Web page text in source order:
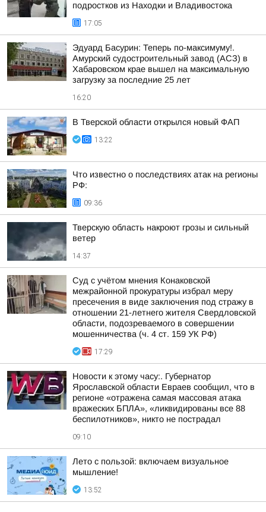
подростков из Находки и Владивостока
17:05
Эдуард Басурин: Теперь по-максимуму!.
Амурский судостроительный завод (АСЗ) в
Хабаровском крае вышел на максимальную
загрузку за последние 25 лет
16:20
В Тверской области открылся новый ФАП
13:22
Что известно о последствиях атак на регионы
РФ:
09:36
Тверскую область накроют грозы и сильный
ветер
14:37
Суд с учётом мнения Конаковской
межрайонной прокуратуры избрал меру
пресечения в виде заключения под стражу в
отношении 21-летнего жителя Свердловской
области, подозреваемого в совершении
мошенничества (ч. 4 ст. 159 УК РФ)
17:29
Новости к этому часу:. Губернатор
Ярославской области Евраев сообщил, что в
регионе «отражена самая массовая атака
вражеских БПЛА», «ликвидированы все 88
беспилотников», никто не пострадал
09:10
Лето с пользой: включаем визуальное
мышление!
13:52